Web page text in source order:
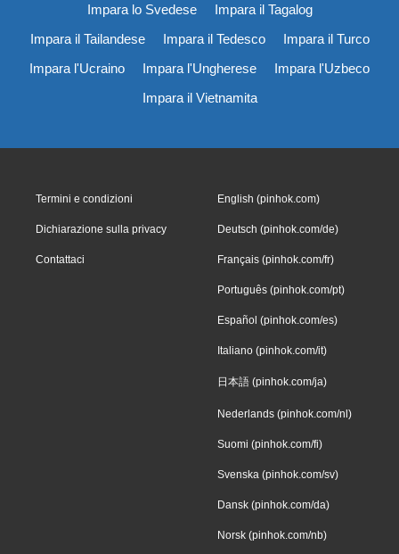
Impara lo Svedese
Impara il Tagalog
Impara il Tailandese
Impara il Tedesco
Impara il Turco
Impara l'Ucraino
Impara l'Ungherese
Impara l'Uzbeco
Impara il Vietnamita
Termini e condizioni
Dichiarazione sulla privacy
Contattaci
English (pinhok.com)
Deutsch (pinhok.com/de)
Français (pinhok.com/fr)
Português (pinhok.com/pt)
Español (pinhok.com/es)
Italiano (pinhok.com/it)
日本語 (pinhok.com/ja)
Nederlands (pinhok.com/nl)
Suomi (pinhok.com/fi)
Svenska (pinhok.com/sv)
Dansk (pinhok.com/da)
Norsk (pinhok.com/nb)